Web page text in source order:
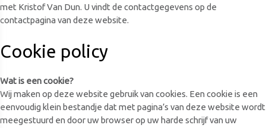
met Kristof Van Dun. U vindt de contactgegevens op de
contactpagina van deze website.
Cookie policy
Wat is een cookie?
Wij maken op deze website gebruik van cookies. Een cookie is een
eenvoudig klein bestandje dat met pagina’s van deze website wordt
meegestuurd en door uw browser op uw harde schrijf van uw